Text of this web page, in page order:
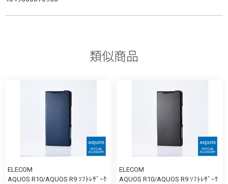
類似商品
ELECOM
AQUOS R10/AQUOS R9 ｿﾌﾄﾚｻﾞｰｹ
ELECOM
AQUOS R10/AQUOS R9 ｿﾌﾄﾚｻﾞｰｹ